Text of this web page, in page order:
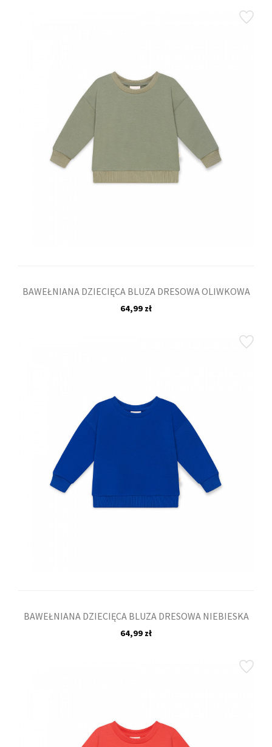
BAWEŁNIANA DZIECIĘCA BLUZA DRESOWA OLIWKOWA
64,99 zł
BAWEŁNIANA DZIECIĘCA BLUZA DRESOWA NIEBIESKA
64,99 zł